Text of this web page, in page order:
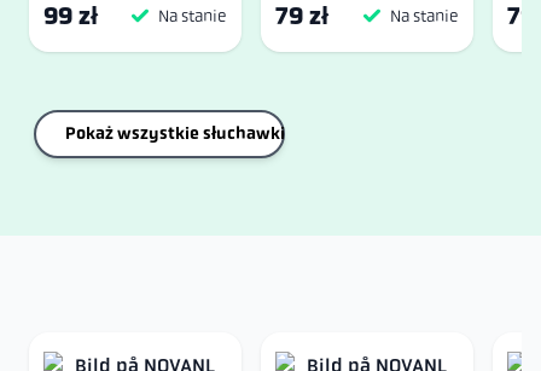
99 zł Na stanie 79 zł Na stanie 79
Pokaż wszystkie słuchawki